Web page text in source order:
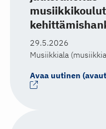
29.5.2026
Musiikkiala
Avaa uutinen